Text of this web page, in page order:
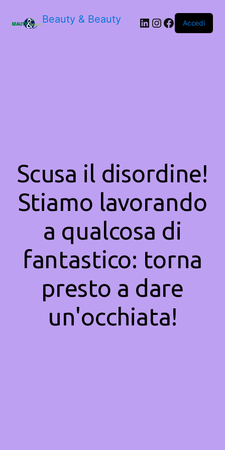
Beauty & Beauty LinkedIn
Instagram
Facebook
Accedi
Scusa il disordine!
Stiamo lavorando
a qualcosa di
fantastico: torna
presto a dare
un'occhiata!